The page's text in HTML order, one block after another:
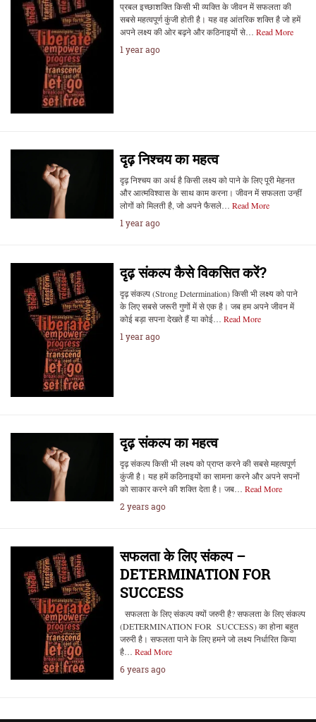
प्रबल इच्छाशक्ति किसी भी व्यक्ति के जीवन में सफलता की
सबसे महत्वपूर्ण कुंजी होती है। यह वह आंतरिक शक्ति है जो हमें
अपने लक्ष्य की ओर बढ़ने और कठिनाइयों से… Read More
1 year ago
दृढ़ निश्चय का महत्व
दृढ़ निश्चय का अर्थ है किसी लक्ष्य को पाने के लिए पूरी मेहनत
और आत्मविश्वास के साथ काम करना। जीवन में सफलता उन्हीं
लोगों को मिलती है, जो अपने फैसले… Read More
1 year ago
दृढ़ संकल्प कैसे विकसित करें?
दृढ़ संकल्प (Strong Determination) किसी भी लक्ष्य को पाने
के लिए सबसे जरूरी गुणों में से एक है। जब हम अपने जीवन में
कोई बड़ा सपना देखते हैं या कोई… Read More
1 year ago
दृढ़ संकल्प का महत्व
दृढ़ संकल्प किसी भी लक्ष्य को प्राप्त करने की सबसे महत्वपूर्ण
कुंजी है। यह हमें कठिनाइयों का सामना करने और अपने सपनों
को साकार करने की शक्ति देता है। जब… Read More
2 years ago
सफलता के लिए संकल्प –
DETERMINATION FOR
SUCCESS
सफलता के लिए संकल्प क्यों जरुरी है? सफलता के लिए संकल्प
(DETERMINATION FOR SUCCESS) का होना बहुत
जरुरी है। सफलता पाने के लिए हमने जो लक्ष्य निर्धारित किया
है… Read More
6 years ago